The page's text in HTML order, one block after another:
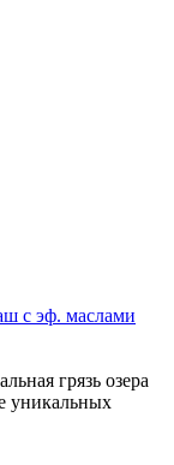
с эф. маслами
грязь озера
уникальных